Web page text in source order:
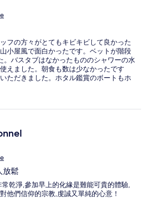
フの方々がとてもキビキビして良かった
小屋風で面白かったです。ベットが階段
。バスタブはなかったもののシャワーの水
えました。朝食も数は少なかったです
ただきました。ホタル鑑賞のボートもホ
前から乗ることができすごく楽でした。
お得です。又宿泊したいですね。
放鬆
乾淨,參加早上的化緣是難能可貴的體驗,
他們信仰的宗教,虔誠又單純的心意！